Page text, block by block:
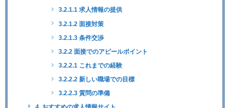
3.2.1.1 求人情報の提供
3.2.1.2 面接対策
3.2.1.3 条件交渉
3.2.2 面接でのアピールポイント
3.2.2.1 これまでの経験
3.2.2.2 新しい職場での目標
3.2.2.3 質問の準備